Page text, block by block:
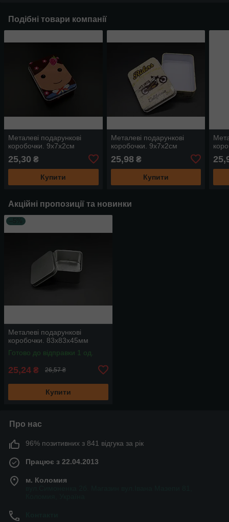
Подібні товари компанії
Металеві подарункові
коробочки. 9х7х2см
25,30 ₴
Купити
Металеві подарункові
коробочки. 9х7х2см
25,98₴
Купити
Акційні пропозиції та новинки
Металеві подарункові
коробочки. 83х83х45мм
Готово до відправки 1 од.
25,24 ₴ 26,57 ₴
Купити
Про нас
96% позитивних з 841 відгука за рік
Працює з 22.04.2013
м. Коломия